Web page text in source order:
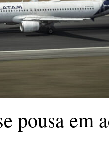
pousa em